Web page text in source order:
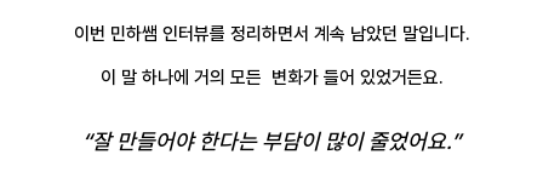
이번 민하쌤 인터뷰를 정리하면서 계속 남았던 말입니다.
이 말 하나에 거의 모든 변화가 들어 있었거든요.
“잘 만들어야 한다는 부담이 많이 줄었어요.”